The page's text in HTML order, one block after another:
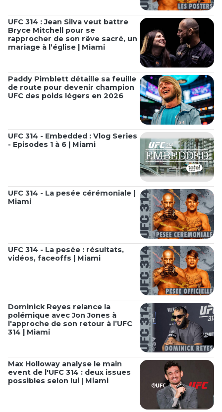
UFC 314 : Jean Silva veut battre
Bryce Mitchell pour se
rapprocher de son rêve sacré, un
mariage à l’église | Miami
Paddy Pimblett détaille sa feuille
de route pour devenir champion
UFC des poids légers en 2026
UFC 314 - Embedded : Vlog Series
- Episodes 1 à 6 | Miami
UFC 314 - La pesée cérémoniale |
Miami
UFC 314 - La pesée : résultats,
vidéos, faceoffs | Miami
Dominick Reyes relance la
polémique avec Jon Jones à
l'approche de son retour à l’UFC
314 | Miami
Max Holloway analyse le main
event de l'UFC 314 : deux issues
possibles selon lui | Miami